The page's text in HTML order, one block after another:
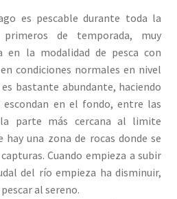
es pescable durante toda la
de temporada, muy
en la modalidad de pesca con
condiciones normales en nivel
bastante abundante, haciendo
escondan en el fondo, entre las
parte más cercana al limite
una zona de rocas donde se
Cuando empieza a subir
del río empieza ha disminuir,
al sereno.